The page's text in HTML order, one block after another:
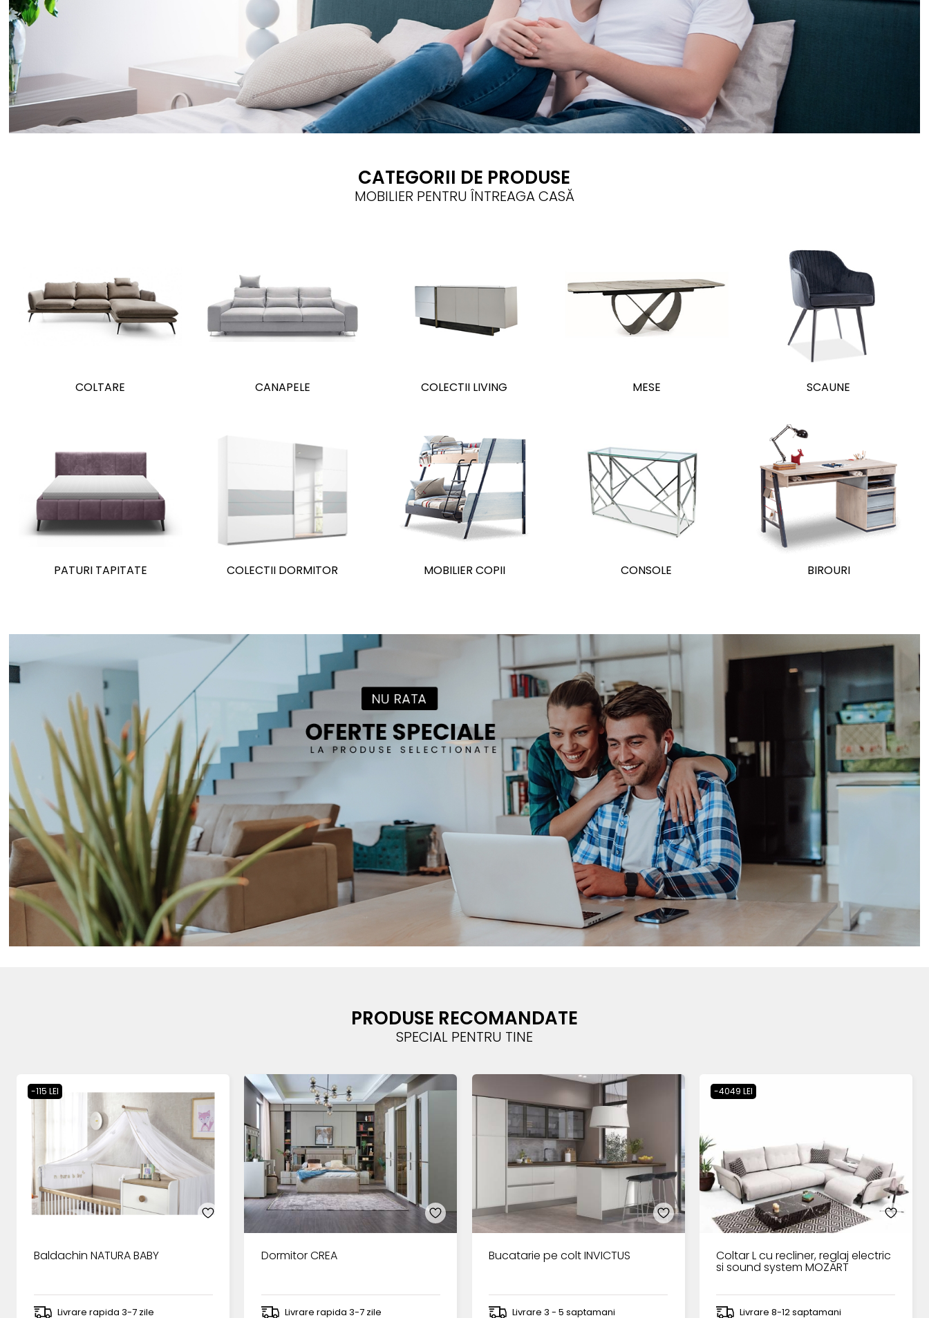
CATEGORII DE PRODUSE
MOBILIER PENTRU ÎNTREAGA CASĂ
COLTARE CANAPELE COLECTII LIVING MESE SCAUNE
PATURI TAPITATE COLECTII DORMITOR MOBILIER COPII CONSOLE BIROURI
PRODUSE RECOMANDATE
SPECIAL PENTRU TINE
-115 LEI
Baldachin NATURA BABY
Livrare rapida 3-7 zile
Dormitor CREA
Livrare rapida 3-7 zile
Bucatarie pe colt INVICTUS
Livrare 3 - 5 saptamani
-4049 LEI
Coltar L cu recliner, reglaj electric
si sound system MOZART
Livrare 8-12 saptamani